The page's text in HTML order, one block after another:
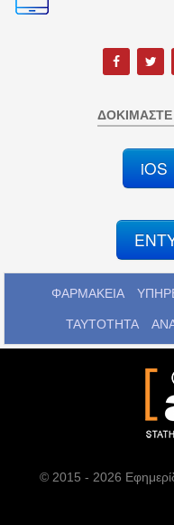
ΔΟΚΙΜΆΣΤΕ
iOS
ΦΑΡΜΑΚΕΙΑ
ΤΑΥΤΟΤΗΤΑ
© 2015 - 2026